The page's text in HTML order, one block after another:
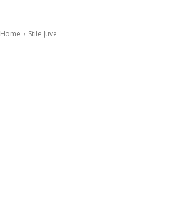
Home Stile Juve